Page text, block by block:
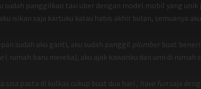
panggilkan taxi uber dengan model mobil yang
isikan saja kartuku kalau habis akhir bulan, semuanya
sudah aku ganti, aku sudah panggil plumberbuat
( rumah baru mereka), aku ajak kawanku dan umi di rumah
sisa pasta di kulkas cukup buat dua hari , have fun saja